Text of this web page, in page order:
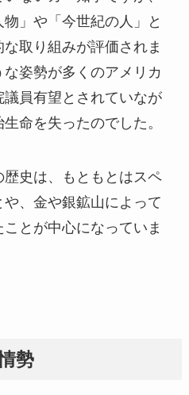
」や「今世紀の人」と
取り組みが評価されま
姿勢が多くのアメリカ
議員有望とされていなが
命を失ったのでした。
史は、もともとはスペ
、金や銀鉱山によって
とが中心になっていま
勢